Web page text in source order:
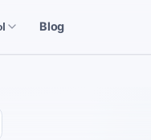
Blog